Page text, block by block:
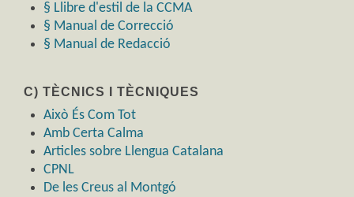
§ Llibre d'estil de la CCMA
§ Manual de Correcció
§ Manual de Redacció
C) TÈCNICS I TÈCNIQUES
Això És Com Tot
Amb Certa Calma
Articles sobre Llengua Catalana
CPNL
De les Creus al Montgó